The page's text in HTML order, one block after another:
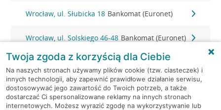
Wrocław, ul. Słubicka 18 Bankomat (Euronet)
Wrocław, ul. Solskiego 46-48 Bankomat (Euronet)
Wrocław, ul. Strachocińska
192
Bankomat
(Euronet)
Wrocław, ul. Strzegomska 202 Bankomat (Euronet)
Twoja zgoda z korzyścią dla Ciebie
Na naszych stronach używamy plików cookie (tzw. ciasteczek) i
innych technologii, aby zapewnić prawidłowe działanie serwisu,
dostosowywać jego zawartość do Twoich potrzeb, a także
dostarczać Ci spersonalizowane reklamy na innych stronach
internetowych. Możesz wyrazić zgodę na wykorzystywanie lub